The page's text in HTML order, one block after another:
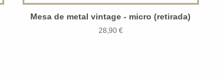
Mesa de metal vintage - micro (retirada)
28,90 €